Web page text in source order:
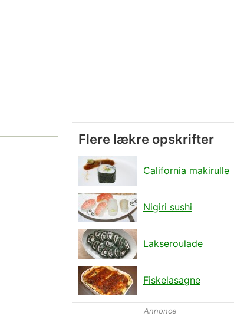
Flere lækre opskrifter
California makirulle
Nigiri sushi
Lakseroulade
Fiskelasagne
Annonce